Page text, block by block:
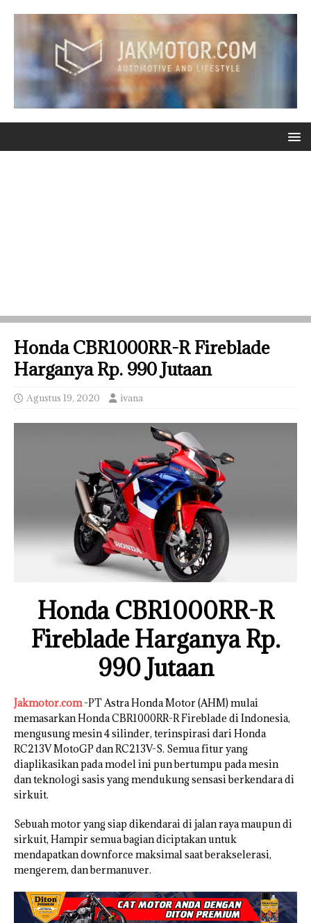
Honda CBR1000RR-R Fireblade
Harganya Rp. 990 Jutaan
Agustus 19, 2020 ivana
Honda CBR1000RR-R
Fireblade Harganya Rp.
990 Jutaan
Jakmotor.com-PT Astra Honda Motor (AHM) mulai
memasarkan Honda CBR1000RR-R Fireblade di Indonesia,
mengusung mesin 4 silinder, terinspirasi dari Honda
RC213V MotoGP dan RC213V-S. Semua fitur yang
diaplikasikan pada model ini pun bertumpu pada mesin
dan teknologi sasis yang mendukung sensasi berkendara di
sirkuit.
Sebuah motor yang siap dikendarai di jalan raya maupun di
sirkuit, Hampir semua bagian diciptakan untuk
mendapatkan downforce maksimal saat berakselerasi,
mengerem, dan bermanuver.